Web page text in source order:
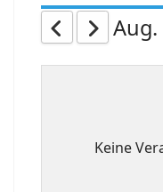
Aug.
Keine